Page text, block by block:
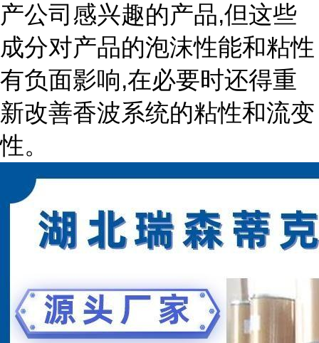
产公司感兴趣的产品,但这些
成分对产品的泡沫性能和粘性
有负面影响,在必要时还得重
新改善香波系统的粘性和流变
性。